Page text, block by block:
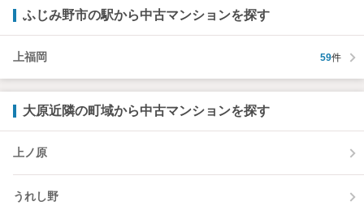
ふじみ野市の駅から中古マンションを探す
上福岡 59件
大原近隣の町域から中古マンションを探す
上ノ原
うれし野